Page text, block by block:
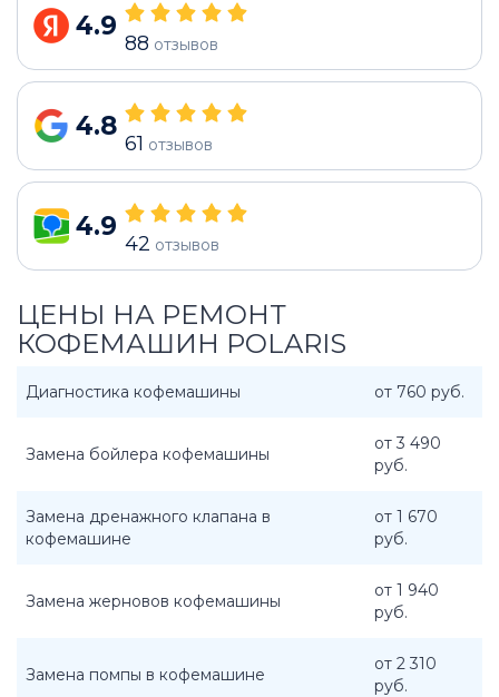
4.9
88 отзывов
4.8
61 отзывов
4.9
42 отзывов
ЦЕНЫ НА РЕМОНТ
КОФЕМАШИН POLARIS
Диагностика кофемашины от 760 руб.
Замена бойлера кофемашины
от 3 490
руб.
Замена дренажного клапана в
кофемашине
от 1 670
руб.
Замена жерновов кофемашины
от 1 940
руб.
Замена помпы в кофемашине
от 2 310
руб.